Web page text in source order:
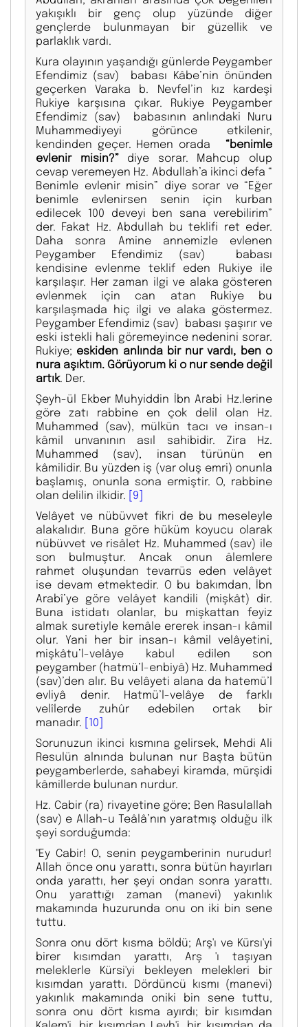
yakışıklı bir genç olup yüzünde diğer
gençlerde bulunmayan bir güzellik ve
parlaklık vardı.
Kura olayının yaşandığı günlerde Peygamber
Efendimiz (sav) babası Kâbe’nin önünden
geçerken Varaka b. Nevfel’in kız kardeşi
Rukiye karşısına çıkar. Rukiye Peygamber
Efendimiz (sav) babasının anlındaki Nuru
Muhammediyeyi görünce etkilenir,
kendinden geçer. Hemen orada “benimle
evlenir misin?” diye sorar. Mahcup olup
cevap veremeyen Hz. Abdullah’a ikinci defa “
Benimle evlenir misin” diye sorar ve “Eğer
benimle evlenirsen senin için kurban
edilecek 100 deveyi ben sana verebilirim”
der. Fakat Hz. Abdullah bu teklifi ret eder.
Daha sonra Amine annemizle evlenen
Peygamber Efendimiz (sav) babası
kendisine evlenme teklif eden Rukiye ile
karşılaşır. Her zaman ilgi ve alaka gösteren
evlenmek için can atan Rukiye bu
karşılaşmada hiç ilgi ve alaka göstermez.
Peygamber Efendimiz (sav) babası şaşırır ve
eski istekli hali göremeyince nedenini sorar.
Rukiye; eskiden anlında bir nur vardı, ben o
nura aşıktım. Görüyorum ki o nur sende değil
artık. Der.
Şeyh-ül Ekber Muhyiddin İbn Arabi Hz.lerine
göre zatı rabbine en çok delil olan Hz.
Muhammed (sav), mülkün tacı ve insan-ı
kâmil unvanının asıl sahibidir. Zira Hz.
Muhammed (sav), insan türünün en
kâmilidir. Bu yüzden iş (var oluş emri) onunla
başlamış, onunla sona ermiştir. O, rabbine
olan delilin ilkidir. [9]
Velâyet ve nübüvvet fikri de bu meseleyle
alakalıdır. Buna göre hüküm koyucu olarak
nübüvvet ve risâlet Hz. Muhammed (sav) ile
son bulmuştur. Ancak onun âlemlere
rahmet oluşundan tevarrüs eden velâyet
ise devam etmektedir. O bu bakımdan, İbn
Arabî’ye göre velâyet kandili (mişkât) dir.
Buna istidatı olanlar, bu mişkattan feyiz
almak suretiyle kemâle ererek insan-ı kâmil
olur. Yani her bir insan-ı kâmil velâyetini,
mişkâtu’l-velâye kabul edilen son
peygamber (hatmü’l-enbiyâ) Hz. Muhammed
(sav)’den alır. Bu velâyeti alana da hatemü’l
evliyâ denir. Hatmü’l-velâye de farklı
velîlerde zuhûr edebilen ortak bir
manadır. [10]
Sorunuzun ikinci kısmına gelirsek, Mehdi Ali
Resulün alnında bulunan nur Başta bütün
peygamberlerde, sahabeyi kiramda, mürşidi
kâmillerde bulunan nurdur.
Hz. Cabir (ra) rivayetine göre; Ben Rasulallah
(sav) e Allah-u Teâlâ’nın yaratmış olduğu ilk
şeyi sorduğumda:
''Ey Cabir! O, senin peygamberinin nurudur!
Allah önce onu yarattı, sonra bütün hayırları
onda yarattı, her şeyi ondan sonra yarattı.
Onu yarattığı zaman (manevi) yakınlık
makamında huzurunda onu on iki bin sene
tuttu.
Sonra onu dört kısma böldü; Arş'ı ve Kürsı'yi
birer kısımdan yarattı, Arş 'ı taşıyan
meleklerle Kürsi'yi bekleyen melekleri bir
kısımdan yarattı. Dördüncü kısmı (manevi)
yakınlık makamında oniki bin sene tuttu,
sonra onu dört kısma ayırdı; bir kısımdan